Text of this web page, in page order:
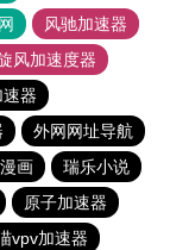
风驰加速器
风加速度器
器
外网网址导航
画
瑞乐小说
原子加速器
vpv加速器